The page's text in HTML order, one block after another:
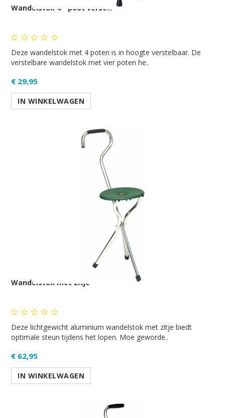
Wandelstok 4 - poot verst...
Deze wandelstok met 4 poten is in hoogte verstelbaar. De
verstelbare wandelstok met vier poten he..
€ 29,95
IN WINKELWAGEN
Wandelstok met zitje
Deze lichtgewicht aluminium wandelstok met zitje biedt
optimale steun tijdens het lopen. Moe geworde..
€ 62,95
IN WINKELWAGEN